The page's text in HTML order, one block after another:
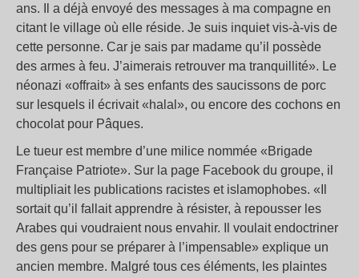
ans. Il a déjà envoyé des messages à ma compagne en
citant le village où elle réside. Je suis inquiet vis-à-vis de
cette personne. Car je sais par madame qu’il possède
des armes à feu. J’aimerais retrouver ma tranquillité». Le
néonazi «offrait» à ses enfants des saucissons de porc
sur lesquels il écrivait «halal», ou encore des cochons en
chocolat pour Pâques.
Le tueur est membre d’une milice nommée «Brigade
Française Patriote». Sur la page Facebook du groupe, il
multipliait les publications racistes et islamophobes. «Il
sortait qu’il fallait apprendre à résister, à repousser les
Arabes qui voudraient nous envahir. Il voulait endoctriner
des gens pour se préparer à l’impensable» explique un
ancien membre. Malgré tous ces éléments, les plaintes